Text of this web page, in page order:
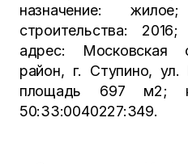
назначение:
строительства:
адрес: Московская
район, г. Ступино, ул.
площадь 697 м2;
50:33:0040227:349.